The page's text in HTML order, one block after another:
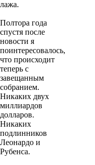
лажа.
Полтора года
спустя после
новости я
поинтересовалось,
что происходит
теперь с
завещанным
собранием.
Никаких двух
миллиардов
долларов.
Никаких
подлинников
Леонардо и
Рубенса.